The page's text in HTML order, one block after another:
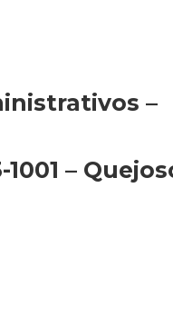
–
–